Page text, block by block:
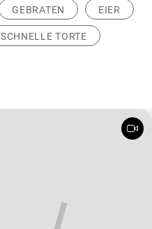
GEBRATEN EIER
SCHNELLE TORTE